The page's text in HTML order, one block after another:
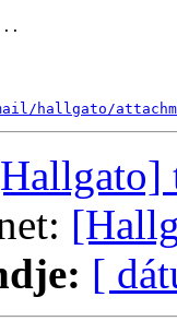
hallgato/
[